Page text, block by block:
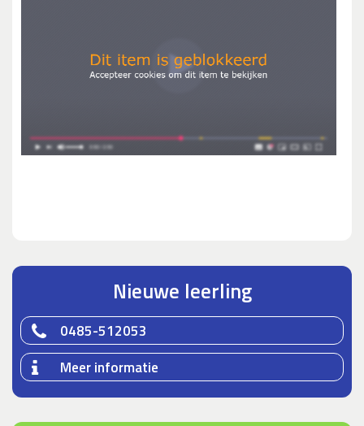
Nieuwe leerling
0485-512053
Meer informatie